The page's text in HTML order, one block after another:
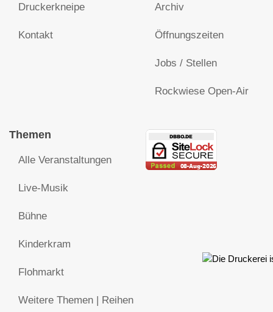
Druckerkneipe
Kontakt
Archiv
Öffnungszeiten
Jobs / Stellen
Rockwiese Open-Air
Themen
Alle Veranstaltungen
Live-Musik
Bühne
Kinderkram
Flohmarkt
Weitere Themen | Reihen